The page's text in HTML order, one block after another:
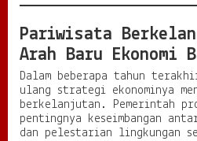
Pariwisata
Arah Baru Ekonomi
Dalam beberapa tahun
ulang strategi ekonominya
berkelanjutan. Pemerintah
pentingnya keseimbangan
dan pelestarian lingkungan